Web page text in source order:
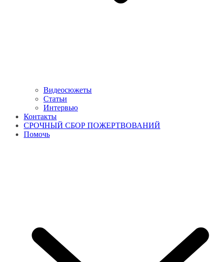
Видеосюжеты
Статьи
Интервью
Контакты
СРОЧНЫЙ СБОР ПОЖЕРТВОВАНИЙ
Помочь